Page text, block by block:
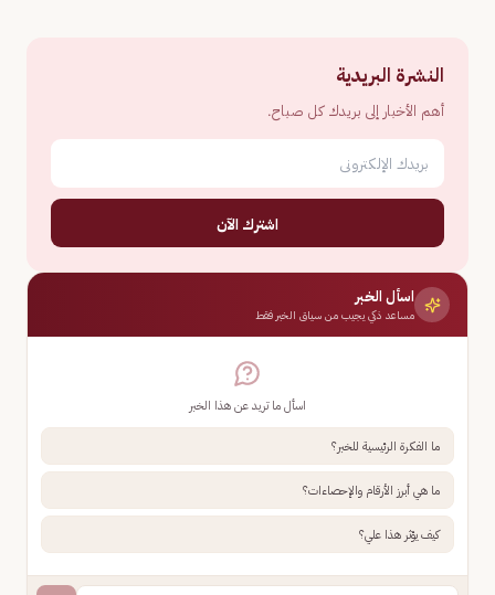
النشرة البريدية
أهم الأخبار إلى بريدك كل صباح.
اشترك الآن
اسأل الخبر
مساعد ذكي يجيب من سياق الخبر فقط
اسأل ما تريد عن هذا الخبر
ما الفكرة الرئيسية للخبر؟
ما هي أبرز الأرقام والإحصاءات؟
كيف يؤثر هذا علي؟